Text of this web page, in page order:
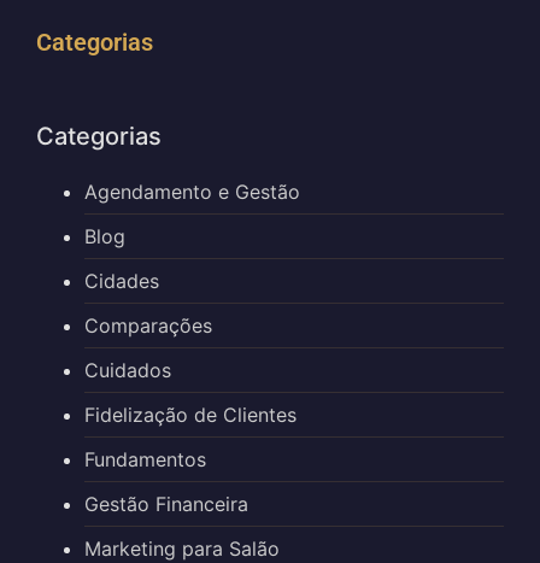
Categorias
Categorias
Agendamento e Gestão
Blog
Cidades
Comparações
Cuidados
Fidelização de Clientes
Fundamentos
Gestão Financeira
Marketing para Salão